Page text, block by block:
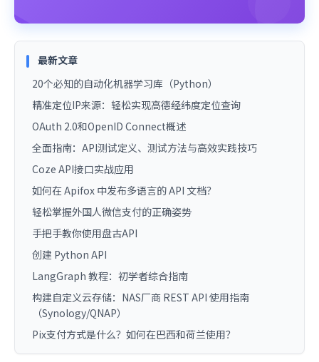
最新文章
20个必知的自动化机器学习库（Python）
精准定位IP来源：轻松实现高德经纬度定位查询
OAuth 2.0和OpenID Connect概述
全面指南：API测试定义、测试方法与高效实践技巧
Coze API接口实战应用
如何在 Apifox 中发布多语言的 API 文档？
轻松掌握外国人微信支付的正确姿势
手把手教你使用盘古API
创建 Python API
LangGraph 教程：初学者综合指南
构建自定义云存储：NAS厂商 REST API 使用指南
（Synology/QNAP）
Pix支付方式是什么？如何在巴西和荷兰使用？